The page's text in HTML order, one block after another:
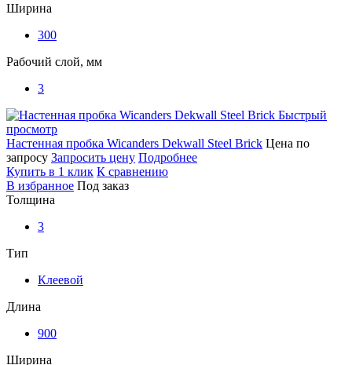
Ширина
300
Рабочий слой, мм
3
Быстрый
просмотр
Настенная пробка Wicanders Dekwall Steel Brick Цена по
запросу Запросить цену Подробнее
Купить в 1 клик К сравнению
В избранное Под заказ
Толщина
3
Тип
Клеевой
Длина
900
Ширина